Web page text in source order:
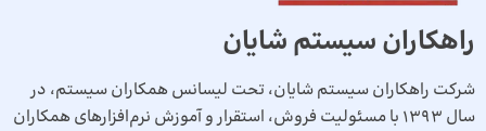
راهکاران سیستم شایان
شرکت راهکاران سیستم شایان، تحت لیسانس همکاران سیستم، در
سال 1393 با مسئولیت فروش، استقرار و آموزش نرم‌افزارهای همکاران